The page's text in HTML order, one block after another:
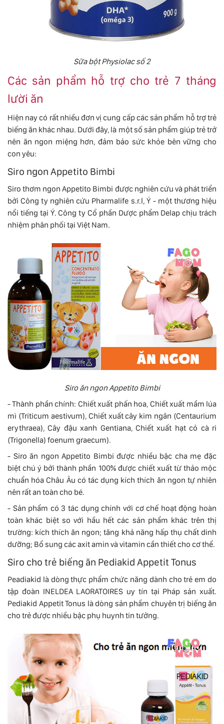
Sữa bột Physiolac số 2
Các sản phẩm hỗ trợ cho trẻ 7 tháng
lười ăn
Hiện nay có rất nhiều đơn vị cung cấp các sản phẩm hỗ trợ trẻ
biếng ăn khác nhau. Dưới đây, là một số sản phẩm giúp trẻ trở
nên ăn ngon miệng hơn, đảm bảo sức khỏe bên vững cho
con yêu:
Siro ngon Appetito Bimbi
Siro thơm ngon Appetito Bimbi được nghiên cứu và phát triển
bởi Công ty nghiên cứu Pharmalife s.r.l, Ý - một thương hiệu
nổi tiếng tại Ý. Công ty Cổ phần Dược phẩm Delap chịu trách
nhiệm phân phối tại Việt Nam.
Siro ăn ngon Appetito Bimbi
- Thành phần chính: Chiết xuất phấn hoa, Chiết xuất mầm lúa
mì (Triticum aestivum), Chiết xuất cây kim ngân (Centaurium
erythraea), Cây đậu xanh Gentiana, Chiết xuất hạt cỏ cà ri
(Trigonella) foenum graecum).
- Siro ăn ngon Appetito Bimbi được nhiều bậc cha mẹ đặc
biệt chú ý bởi thành phần 100% được chiết xuất từ ​​thảo mộc
chuẩn hóa Châu Âu có tác dụng kích thích ăn ngon tự nhiên
nên rất an toàn cho bé.
- Sản phẩm có 3 tác dụng chính với cơ chế hoạt động hoàn
toàn khác biệt so với hầu hết các sản phẩm khác trên thị
trường: kích thích ăn ngon; tăng khả năng hấp thụ chất dinh
dưỡng; Bổ sung các axit amin và vitamin cần thiết cho cơ thể.
Siro cho trẻ biếng ăn Pediakid Appetit Tonus
Peadiakid là dòng thực phẩm chức năng dành cho trẻ em do
tập đoàn INELDEA LAORATOIRES uy tín tại Pháp sản xuất.
Pediakid Appetit Tonus là dòng sản phẩm chuyên trị biếng ăn
cho trẻ được nhiều bậc phụ huynh tin tưởng.